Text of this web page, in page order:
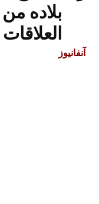
بلاده
آنفانيوز